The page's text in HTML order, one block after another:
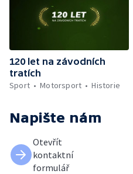
120 let na závodních
tratích
Sport
Motorsport Historie
Napište nám
Otevřít
kontaktní
formulář